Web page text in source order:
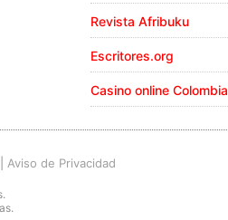
Revista Afribuku
Escritores.org
Casino online Colombia
Aviso de Privacidad